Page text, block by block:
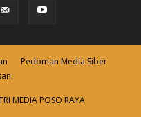
Pedoman Media Siber
MEDIA POSO RAYA